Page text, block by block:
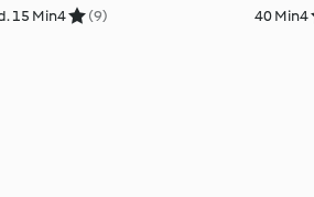
15 Min4 (9) 40 Min4